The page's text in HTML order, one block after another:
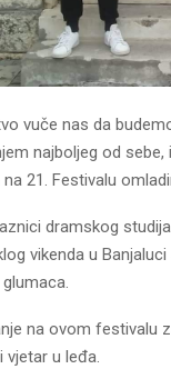
vuče nas da
najboljeg od
21. Festivalu
dramskog
vikenda u
na ovom festivalu
vjetar u leđa.